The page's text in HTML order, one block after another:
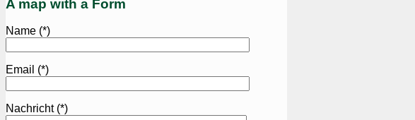
A map with a Form
Name (*)
Email (*)
Nachricht (*)